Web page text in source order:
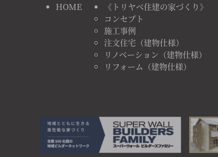
HOME
《トリヤベ住建の家づくり》
コンセプト
施工事例
注文住宅（建物仕様）
リノベーション（建物仕様）
リフォーム（建物仕様）